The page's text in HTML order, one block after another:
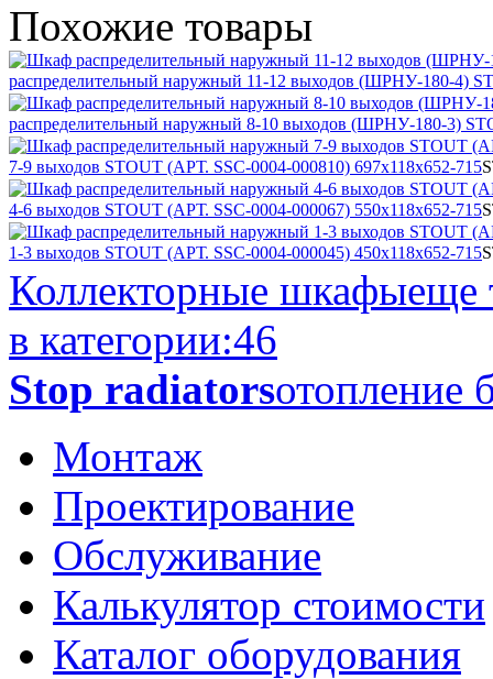
Похожие товары
распределительный наружный 11-12 выходов (ШРНУ-180-4)
распределительный наружный 8-10 выходов (ШРНУ-180-3)
7-9 выходов STOUT (АРТ. SSC-0004-000810) 697х118х652-715
4-6 выходов STOUT (АРТ. SSC-0004-000067) 550х118х652-715
1-3 выходов STOUT (АРТ. SSC-0004-000045) 450х118х652-715
Коллекторные шкафыеще
в категории:46
Stop radiatorsотопление
Монтаж
Проектирование
Обслуживание
Калькулятор стоимости
Каталог оборудования